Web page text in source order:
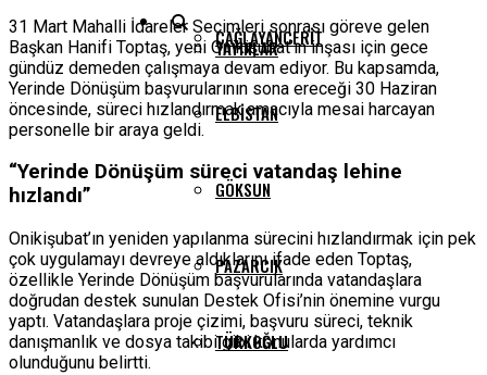
YAYINLAR
ÇAĞLAYANCERIT
ELBISTAN
GÖKSUN
PAZARCIK
TÜRKOĞLU
31 Mart Mahalli İdareler Seçimleri sonrası göreve gelen
Başkan Hanifi Toptaş, yeni Onikişubat’ın inşası için gece
gündüz demeden çalışmaya devam ediyor. Bu kapsamda,
Yerinde Dönüşüm başvurularının sona ereceği 30 Haziran
öncesinde, süreci hızlandırmak amacıyla mesai harcayan
personelle bir araya geldi.
“Yerinde Dönüşüm süreci vatandaş lehine
hızlandı”
Onikişubat’ın yeniden yapılanma sürecini hızlandırmak için pek
çok uygulamayı devreye aldıklarını ifade eden Toptaş,
özellikle Yerinde Dönüşüm başvurularında vatandaşlara
doğrudan destek sunulan Destek Ofisi’nin önemine vurgu
yaptı. Vatandaşlara proje çizimi, başvuru süreci, teknik
danışmanlık ve dosya takibi gibi konularda yardımcı
olunduğunu belirtti.